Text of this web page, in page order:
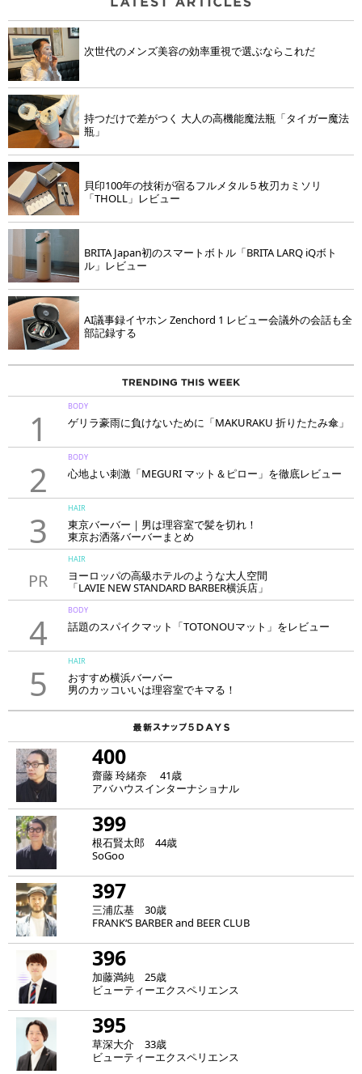
次世代のメンズ美容の効率重視で選ぶならこれだ
持つだけで差がつく 大人の高機能魔法瓶「タイガー魔法
瓶」
貝印100年の技術が宿るフルメタル５枚刃カミソリ
「THOLL」レビュー
BRITA Japan初のスマートボトル「BRITA LARQ iQボト
ル」レビュー
AI議事録イヤホン Zenchord 1 レビュー会議外の会話も全
部記録する
1
BODY
ゲリラ豪雨に負けないために「MAKURAKU 折りたたみ傘」
2
BODY
心地よい刺激「MEGURI マット＆ピロー」を徹底レビュー
3
HAIR
東京バーバー｜男は理容室で髪を切れ！
東京お洒落バーバーまとめ
PR
HAIR
ヨーロッパの高級ホテルのような大人空間
「LAVIE NEW STANDARD BARBER横浜店」
4
BODY
話題のスパイクマット「TOTONOUマット」をレビュー
5
HAIR
おすすめ横浜バーバー
男のカッコいいは理容室でキマる！
400
齋藤 玲緒奈 41歳
アバハウスインターナショナル
399
根石賢太郎 44歳
SoGoo
397
三浦広基 30歳
FRANK‘S BARBER and BEER CLUB
396
加藤満純 25歳
ビューティーエクスペリエンス
395
草深大介 33歳
ビューティーエクスペリエンス